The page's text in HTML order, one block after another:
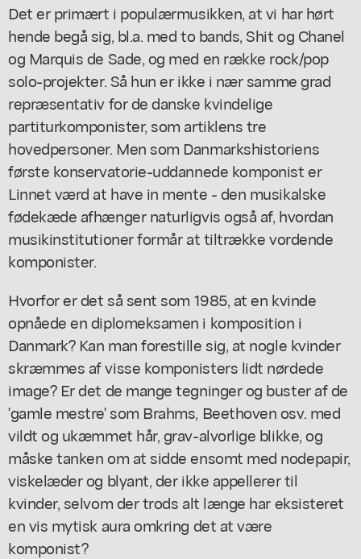
Det er primært i populærmusikken, at vi har hørt
hende begå sig, bl.a. med to bands, Shit og Chanel
og Marquis de Sade, og med en række rock/pop
solo-projekter. Så hun er ikke i nær samme grad
repræsentativ for de danske kvindelige
partiturkomponister, som artiklens tre
hovedpersoner. Men som Danmarkshistoriens
første konservatorie-uddannede komponist er
Linnet værd at have in mente - den musikalske
fødekæde afhænger naturligvis også af, hvordan
musikinstitutioner formår at tiltrække vordende
komponister.
Hvorfor er det så sent som 1985, at en kvinde
opnåede en diplomeksamen i komposition i
Danmark? Kan man forestille sig, at nogle kvinder
skræmmes af visse komponisters lidt nørdede
image? Er det de mange tegninger og buster af de
'gamle mestre' som Brahms, Beethoven osv. med
vildt og ukæmmet hår, grav-alvorlige blikke, og
måske tanken om at sidde ensomt med nodepapir,
viskelæder og blyant, der ikke appellerer til
kvinder, selvom der trods alt længe har eksisteret
en vis mytisk aura omkring det at være
komponist?